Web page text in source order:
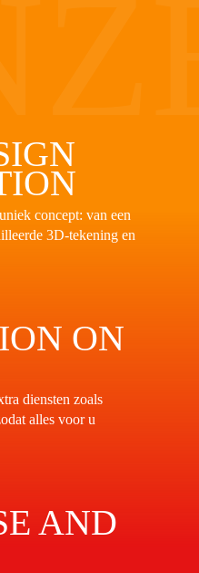
concept: van een
3D-tekening en
ON
diensten zoals
alles voor u
AND